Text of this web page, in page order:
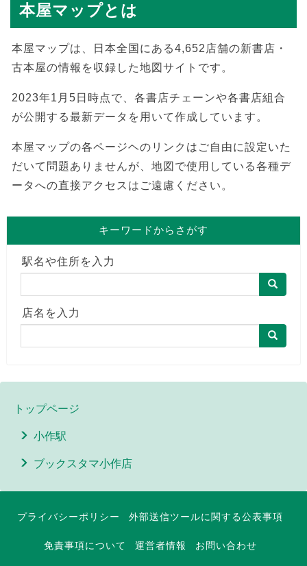
本屋マップとは
本屋マップは、日本全国にある4,652店舗の新書店・
古本屋の情報を収録した地図サイトです。
2023年1月5日時点で、各書店チェーンや各書店組合
が公開する最新データを用いて作成しています。
本屋マップの各ページヘのリンクはご自由に設定いた
だいて問題ありませんが、地図で使用している各種デ
ータへの直接アクセスはご遠慮ください。
キーワードからさがす
駅名や住所を入力
店名を入力
トップページ
小作駅
ブックスタマ小作店
プライバシーポリシー 外部送信ツールに関する公表事項
免責事項について 運営者情報 お問い合わせ